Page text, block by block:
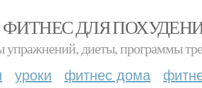
ФИТНЕС ДЛЯ
диеты, программы
уроки фитнес дома